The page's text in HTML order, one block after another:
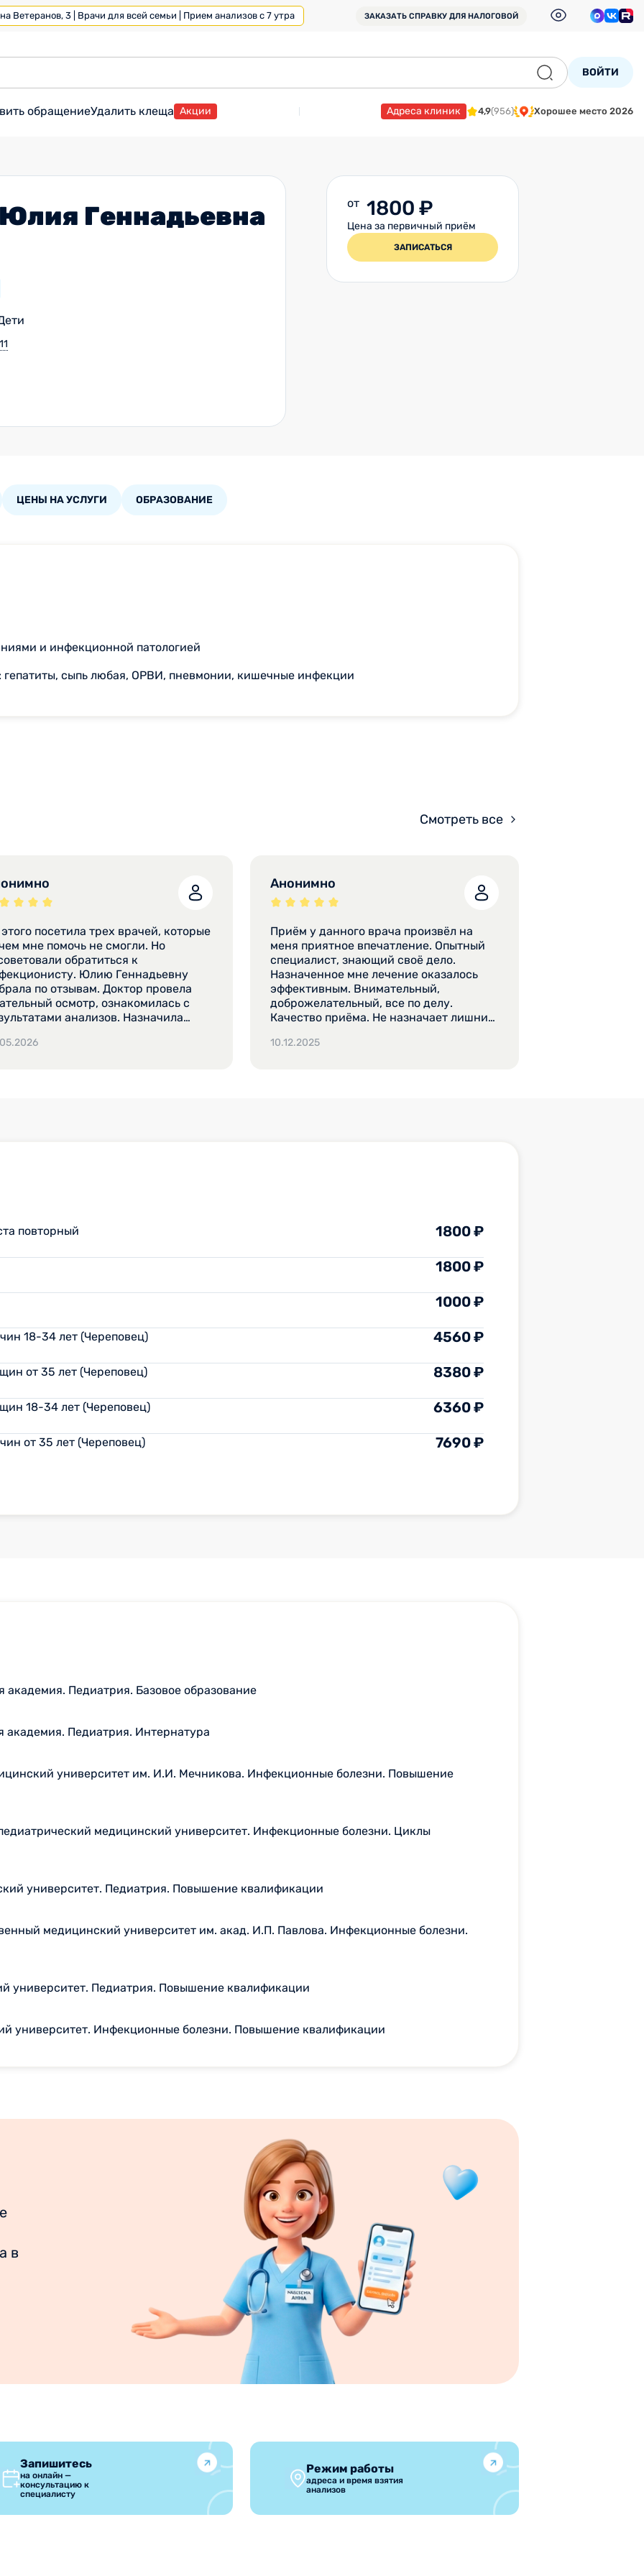
Ветеранов, 3 | Врачи для всей семьи | Прием анализов с 7 утра ЗАКАЗАТЬ СПРАВКУ ДЛЯ НАЛОГОВОЙ
ВОЙТИ
обращениеУдалить клеща Акции Адреса клиник 4,9(956) Хорошее место 2026
Геннадьевна от 1800 ₽
Цена за первичный приём
ЗАПИСАТЬСЯ
ЦЕНЫ НА УСЛУГИ ОБРАЗОВАНИЕ
и инфекционной патологией
сыпь любая, ОРВИ, пневмонии, кишечные инфекции
Смотреть все
посетила трех врачей, которые
мне помочь не смогли. Но
обратиться к
Юлию Геннадьевну
по отзывам. Доктор провела
осмотр, ознакомилась с
анализов. Назначила
Без сомнения, очень опытный
Анонимно
Приём у данного врача произвёл на
меня приятное впечатление. Опытный
специалист, знающий своё дело.
Назначенное мне лечение оказалось
эффективным. Внимательный,
доброжелательный, все по делу.
Качество приёма. Не назначает лишних
толково и по делу, доступным при этом
10.12.2025
повторный 1800 ₽
1800 ₽
1000 ₽
18-34 лет (Череповец) 4560 ₽
от 35 лет (Череповец) 8380 ₽
18-34 лет (Череповец) 6360 ₽
от 35 лет (Череповец) 7690 ₽
академия. Педиатрия. Базовое образование
академия. Педиатрия. Интернатура
университет им. И.И. Мечникова. Инфекционные болезни. Повышение
медицинский университет. Инфекционные болезни. Циклы
университет. Педиатрия. Повышение квалификации
медицинский университет им. акад. И.П. Павлова. Инфекционные болезни.
университет. Педиатрия. Повышение квалификации
университет. Инфекционные болезни. Повышение квалификации
в
Запишитесь
на онлайн —
консультацию к
специалисту
Режим работы
адреса и время взятия
анализов